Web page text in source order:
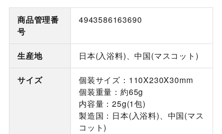
商品管理番
号
4943586163690
生産地 日本(入浴料)、中国(マスコット)
サイズ
個装サイズ：110X230X30mm
個装重量：約65g
内容量：25g(1包)
製造国：日本(入浴料)、中国(マス
コット)